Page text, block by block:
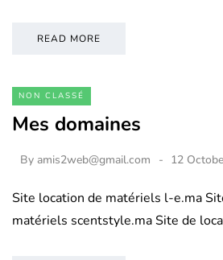
READ MORE
NON CLASSÉ
Mes domaines
By amis2web@gmail.com 12
Site location de matériels l-e.ma
matériels scentstyle.ma Site de